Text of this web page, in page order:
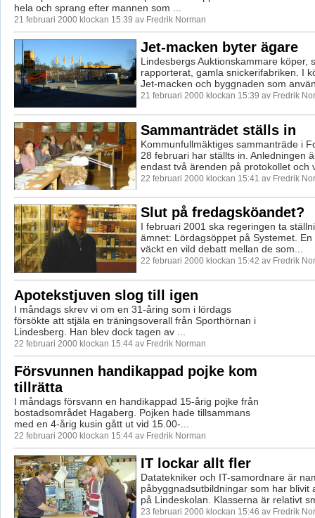
hela och sprang efter mannen som ...
21 februari 2000 klockan 15:39 av Fredrik Norman
Jet-macken byter ägare
Lindesbergs Auktionskammare köper,
rapporterat, gamla snickerifabriken. I
Jet-macken och byggnaden som
21 februari 2000 klockan 15:39 av Fredrik
Sammanträdet ställs in
Kommunfullmäktiges sammanträde i
28 februari har ställts in. Anledningen
endast två ärenden på protokollet och
22 februari 2000 klockan 15:41 av Fredrik
Slut på fredagsköandet?
I februari 2001 ska regeringen ta
ämnet: Lördagsöppet på Systemet.
väckt en vild debatt mellan de som...
22 februari 2000 klockan 15:42 av Fredrik
Apotekstjuven slog till igen
I måndags skrev vi om en 31-åring som i lördags
försökte att stjäla en träningsoverall från Sporthörnan i
Lindesberg. Han blev dock tagen av ...
22 februari 2000 klockan 15:44 av Fredrik Norman
Försvunnen handikappad pojke kom
tillrätta
I måndags försvann en handikappad 15-årig pojke från
bostadsområdet Hagaberg. Pojken hade tillsammans
med en 4-årig kusin gått ut vid 15.00-...
22 februari 2000 klockan 15:44 av Fredrik Norman
IT lockar allt fler
Datatekniker och IT-samordnare är
påbyggnadsutbildningar som har blivit
på Lindeskolan. Klasserna är relativt
23 februari 2000 klockan 15:46 av Fredrik